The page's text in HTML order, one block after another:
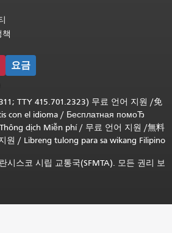
요금
TTY 415.701.2323) 무료 언어 지원 /免
con el idioma / Бесплатная помоЂ
dịch Miễn phí/ 무료 언어 지원 /無料
원 / Libreng tulong para sa wikang Filipino
시스코 시립 교통국(SFMTA). 모든 권리 보